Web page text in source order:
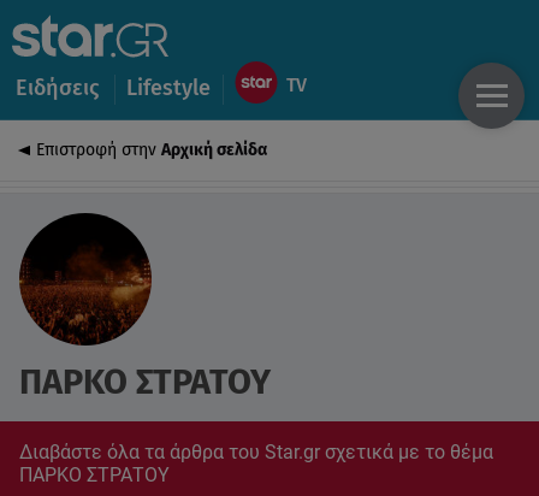
Ειδήσεις Lifestyle
Επιστροφή στην Αρχική σελίδα
ΠΑΡΚΟ ΣΤΡΑΤΟΥ
Διαβάστε όλα τα άρθρα του Star.gr σχετικά με το θέμα
ΠΑΡΚΟ ΣΤΡΑΤΟΥ